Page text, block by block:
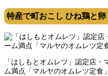
特産で町おこし ひね鶏と卵
「はしもとオムレツ」認定店・
ム満点「マルヤのオムレツ定食